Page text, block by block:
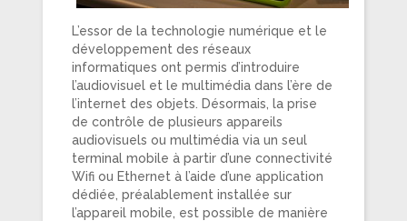
L’essor de la technologie numérique et le
développement des réseaux
informatiques ont permis d’introduire
l’audiovisuel et le multimédia dans l’ère de
l’internet des objets. Désormais, la prise
de contrôle de plusieurs appareils
audiovisuels ou multimédia via un seul
terminal mobile à partir d’une connectivité
Wifi ou Ethernet à l’aide d’une application
dédiée, préalablement installée sur
l’appareil mobile, est possible de manière